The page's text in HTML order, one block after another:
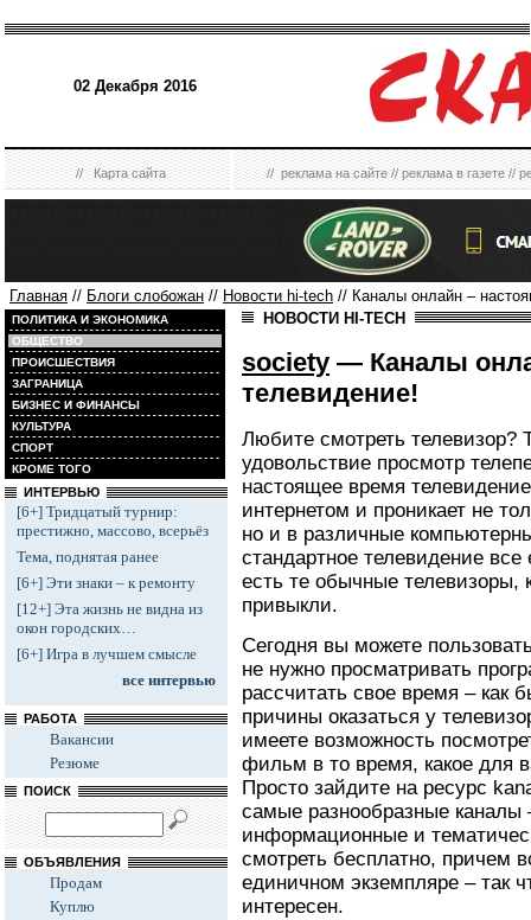
02 Декабря 2016
//Карта сайта //реклама на сайте//реклама в газете//
Главная // Блоги слобожан // Новости hi-tech // Каналы онлайн –
ПОЛИТИКА И ЭКОНОМИКА
ОБЩЕСТВО
ПРОИСШЕСТВИЯ
ЗАГРАНИЦА
БИЗНЕС И ФИНАНСЫ
КУЛЬТУРА
СПОРТ
КРОМЕ ТОГО
ИНТЕРВЬЮ
[6+] Тридцатый турнир:
престижно, массово, всерьёз
Тема, поднятая ранее
[6+] Эти знаки – к ремонту
[12+] Эта жизнь не видна из
окон городских…
[6+] Игра в лучшем смысле
все интервью
РАБОТА
Вакансии
Резюме
ПОИСК
ОБЪЯВЛЕНИЯ
Продам
Куплю
НОВОСТИ HI-TECH
society — Каналы
телевидение!
Любите смотреть телевизор?
удовольствие просмотр
настоящее время
интернетом и проникает не
но и в различные
стандартное телевидение
есть те обычные телевизоры,
привыкли.
Сегодня вы можете
не нужно просматривать
рассчитать свое время –
причины оказаться у
имеете возможность
фильм в то время, какое для
Просто зайдите на ресурс
самые разнообразные каналы
информационные и
смотреть бесплатно, причем
единичном экземпляре – так
интересен.